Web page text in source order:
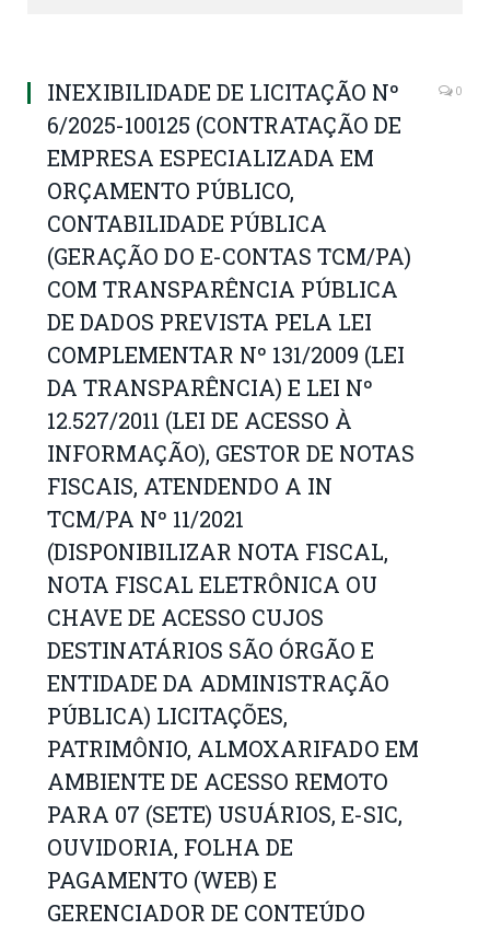
INEXIBILIDADE DE LICITAÇÃO Nº
6/2025-100125 (CONTRATAÇÃO DE
EMPRESA ESPECIALIZADA EM
ORÇAMENTO PÚBLICO,
CONTABILIDADE PÚBLICA
(GERAÇÃO DO E-CONTAS TCM/PA)
COM TRANSPARÊNCIA PÚBLICA
DE DADOS PREVISTA PELA LEI
COMPLEMENTAR Nº 131/2009 (LEI
DA TRANSPARÊNCIA) E LEI Nº
12.527/2011 (LEI DE ACESSO À
INFORMAÇÃO), GESTOR DE NOTAS
FISCAIS, ATENDENDO A IN
TCM/PA Nº 11/2021
(DISPONIBILIZAR NOTA FISCAL,
NOTA FISCAL ELETRÔNICA OU
CHAVE DE ACESSO CUJOS
DESTINATÁRIOS SÃO ÓRGÃO E
ENTIDADE DA ADMINISTRAÇÃO
PÚBLICA) LICITAÇÕES,
PATRIMÔNIO, ALMOXARIFADO EM
AMBIENTE DE ACESSO REMOTO
PARA 07 (SETE) USUÁRIOS, E-SIC,
OUVIDORIA, FOLHA DE
PAGAMENTO (WEB) E
GERENCIADOR DE CONTEÚDO
0